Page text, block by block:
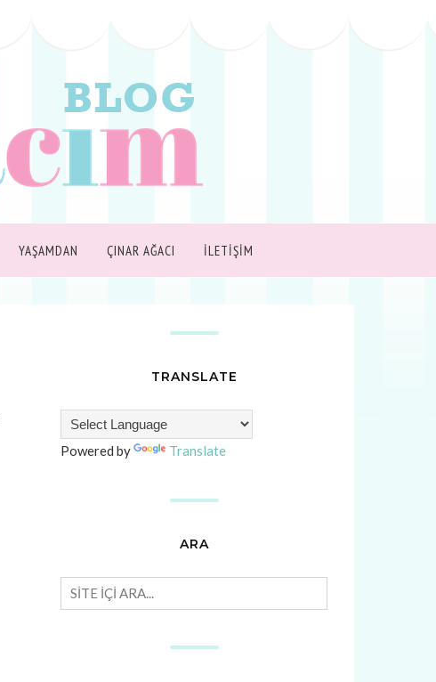
YAŞAMDAN ÇINAR AĞACI İLETİŞİM
TRANSLATE
Powered by Translate
ARA